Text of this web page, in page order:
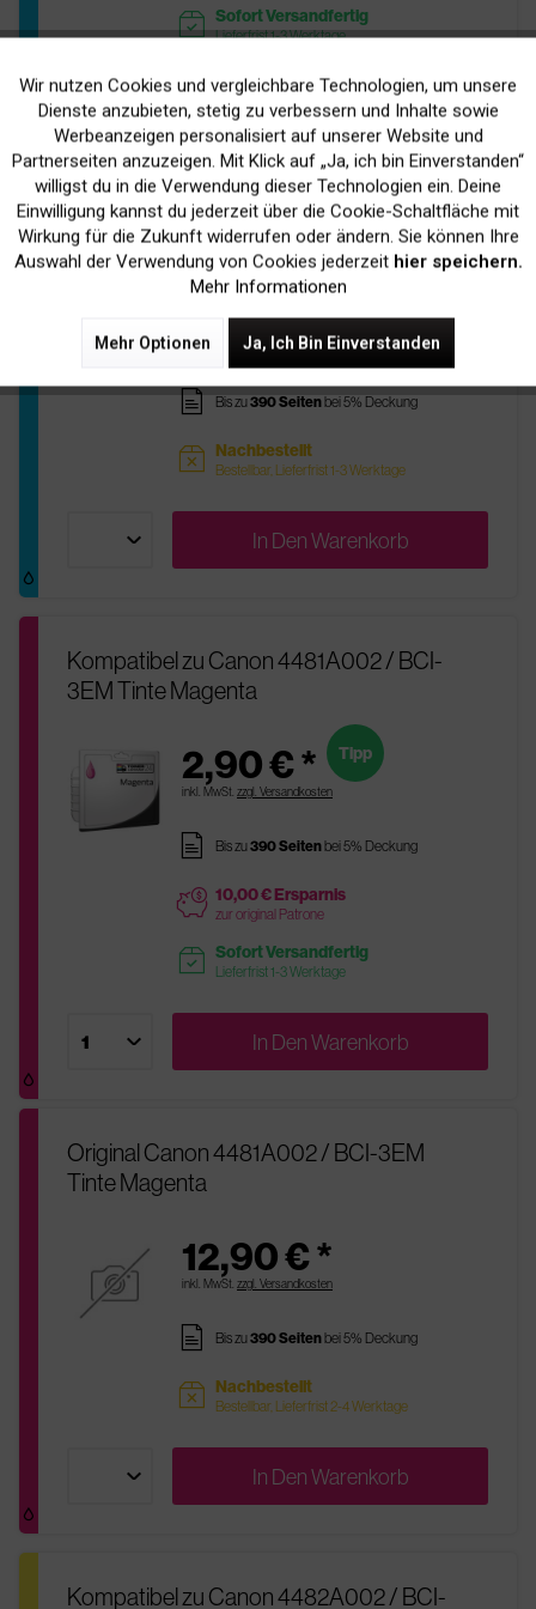
readytoship Sofort Versandfertig
Lieferfrist 1-3 Werktage
In DenWarenkorb
Original Canon 4480A002 / BCI-3EC
Tinte Cyan
5,90 € *
inkl. MwSt. zzgl. Versandkosten
pages Bis zu390 Seitenbei 5% Deckung
sold Nachbestellt
Bestellbar, Lieferfrist 1-3 Werktage
In DenWarenkorb
Kompatibel zu Canon 4481A002 / BCI-
3EM Tinte Magenta
2,90 € *
inkl. MwSt. zzgl. Versandkosten
Tipp
pages Bis zu390 Seitenbei 5% Deckung
price 10,00 € Ersparnis
zur original Patrone
readytoship Sofort Versandfertig
Lieferfrist 1-3 Werktage
In DenWarenkorb
Original Canon 4481A002 / BCI-3EM
Tinte Magenta
12,90 € *
inkl. MwSt. zzgl. Versandkosten
pages Bis zu390 Seitenbei 5% Deckung
sold Nachbestellt
Bestellbar, Lieferfrist 2-4 Werktage
In DenWarenkorb
Kompatibel zu Canon 4482A002 / BCI-
Funktionale Aktiv
Marketing Inaktiv
Tracking Inaktiv
Wir nutzen Cookies und vergleichbare Technologien, um unsere
Dienste anzubieten, stetig zu verbessern und Inhalte sowie
Werbeanzeigen personalisiert auf unserer Website und
Partnerseiten anzuzeigen. Mit Klick auf „Ja, ich bin Einverstanden“
willigst du in die Verwendung dieser Technologien ein. Deine
Einwilligung kannst du jederzeit über die Cookie-Schaltfläche mit
Wirkung für die Zukunft widerrufen oder ändern. Sie können Ihre
Auswahl der Verwendung von Cookies jederzeit hier speichern.
Mehr Informationen
Mehr Optionen Ja, Ich Bin Einverstanden